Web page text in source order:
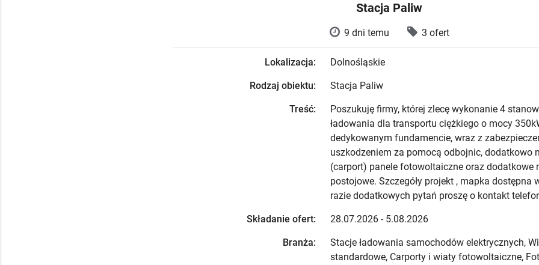
Stacja Paliw
9 dni temu 3 ofert
Lokalizacja: Dolnośląskie
Rodzaj obiektu: Stacja Paliw
Treść:
Poszukuję firmy, której zlecę wykonanie 4
ładowania dla transportu ciężkiego o mocy
dedykowanym fundamencie, wraz z
uszkodzeniem za pomocą odbojnic, dodatkowo
(carport) panele fotowoltaiczne oraz dodatkowe
postojowe. Szczegóły projekt , mapka dostępna
razie dodatkowych pytań proszę o kontakt
Składanie ofert: 28.07.2026 - 5.08.2026
Branża:
Stacje ładowania samochodów elektrycznych,
standardowe, Carporty i wiaty fotowoltaiczne,